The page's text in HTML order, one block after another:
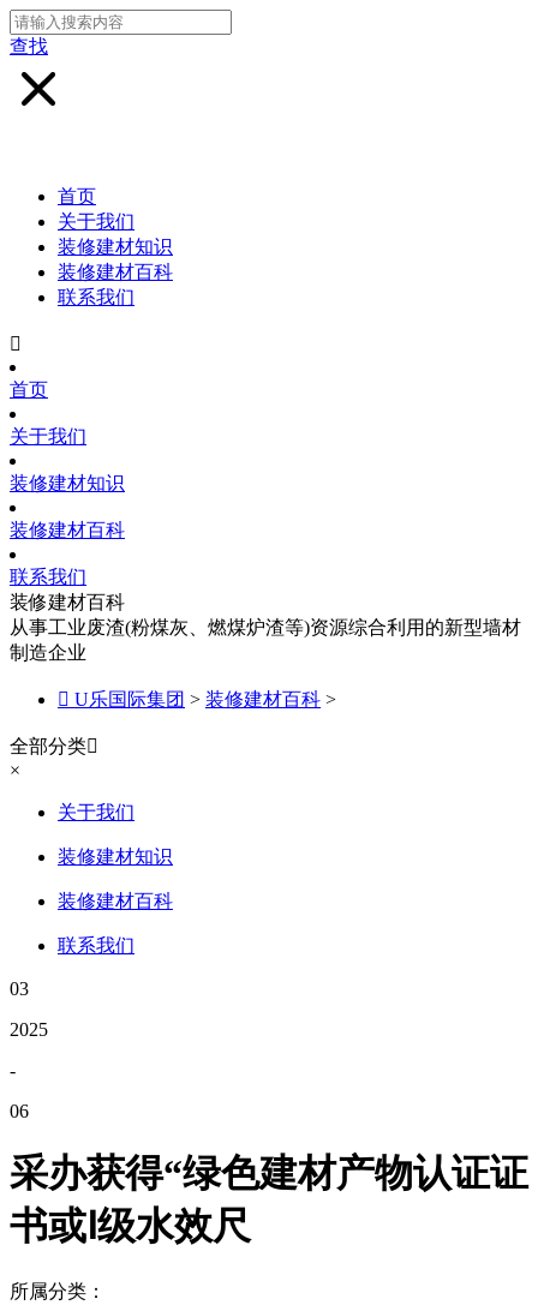
查找
首页
关于我们
装修建材知识
装修建材百科
联系我们

首页
关于我们
装修建材知识
装修建材百科
联系我们
装修建材百科
从事工业废渣(粉煤灰、燃煤炉渣等)资源综合利用的新型墙材
制造企业
 U乐国际集团 > 装修建材百科 >
全部分类
×
关于我们
装修建材知识
装修建材百科
联系我们
03
2025
-
06
采办获得“绿色建材产物认证证
书或Ⅰ级水效尺
所属分类：